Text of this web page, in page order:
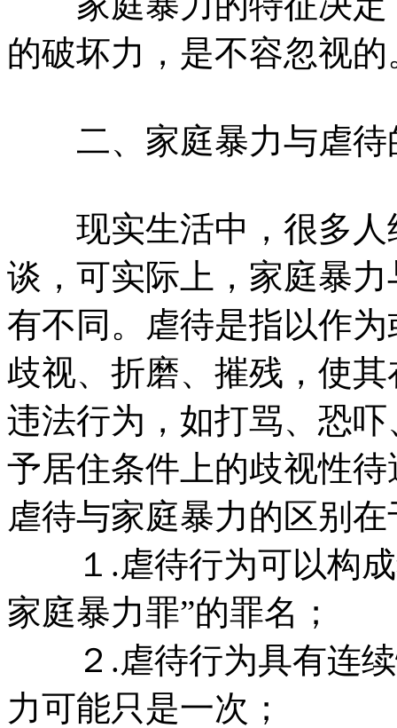
的破坏力，是不容忽视的
二、家庭暴力与虐待
现实生活中，很多人
谈，可实际上，家庭暴
有不同。虐待是指以作
歧视、折磨、摧残，使
违法行为，如打骂、恐
予居住条件上的歧视性
虐待与家庭暴力的区别在
１.虐待行为可以构成
家庭暴力罪”的罪名；
２.虐待行为具有连续
力可能只是一次；